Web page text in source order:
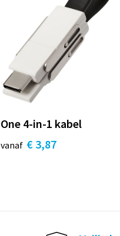
One 4-in-1 kabel
vanaf € 3,87